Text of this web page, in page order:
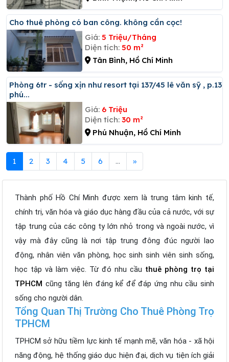
Cho thuê phòng có ban công. không cần cọc!
Giá: 5 Triệu/Tháng
Diện tích: 50 m²
Tân Bình, Hồ Chí Minh
Phòng 6tr - sống xịn như resort tại 137/45 lê văn sỹ , p.13,
phú...
Giá: 6 Triệu
Diện tích: 30 m²
Phú Nhuận, Hồ Chí Minh
1 2 3 4 5 6 ... »
Thành phố Hồ Chí Minh được xem là trung tâm kinh tế,
chính trị, văn hóa và giáo dục hàng đầu của cả nước, với sự
tập trung của các công ty lớn nhỏ trong và ngoài nước, vì
vậy mà đây cũng là nơi tập trung đông đúc người lao
động, nhân viên văn phòng, học sinh sinh viên sinh sống,
học tập và làm việc. Từ đó nhu cầu thuê phòng trọ tại
TPHCM cũng tăng lên đáng kể để đáp ứng nhu cầu sinh
sống cho người dân.
Tổng Quan Thị Trường Cho Thuê Phòng Trọ
TPHCM
TPHCM sở hữu tiềm lực kinh tế mạnh mẽ, văn hóa - xã hội
năng động, hệ thống giáo dục hiện đại, dịch vụ tiện ích giải